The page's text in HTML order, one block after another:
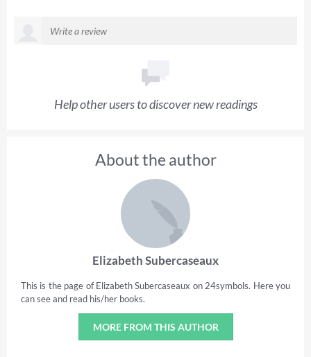
Help other users to discover new readings
About the author
Elizabeth Subercaseaux
This is the page of Elizabeth Subercaseaux on 24symbols. Here you
can see and read his/her books.
MORE FROM THIS AUTHOR